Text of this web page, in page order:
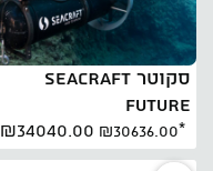
סקוטר SEACRAFT
FUTURE
*
₪30636.00
₪34040.00